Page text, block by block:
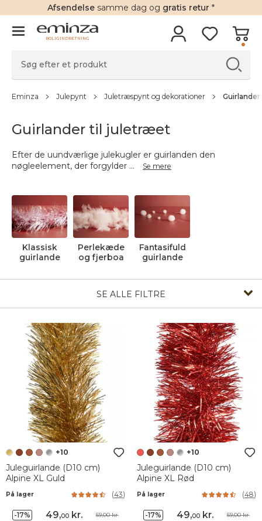
Afsendelse samme dag og gratis retur *
BOLIGINDRETNING
Eminza Julepynt Juletræspynt og dekorationer
Guirlander til juletræet
Efter de uundværlige julekugler er guirlanden den
nøgleelement, der forgylder ... Se mere
Klassisk
guirlande
Perlekæde
og fjerboa
Fantasifuld
guirlande
SE ALLE FILTRE
+10
Juleguirlande (D10 cm)
Alpine XL Guld
På lager (43)
-17% 49,00kr. 59,00 kr.
+10
Juleguirlande (D10 cm)
Alpine XL Rød
På lager (48)
-17% 49,00kr. 59,00 kr.